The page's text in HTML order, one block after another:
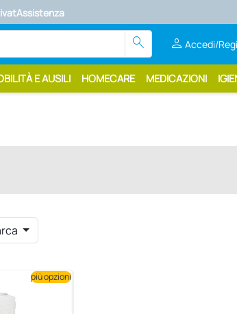
search person Accedi/
E AUSILI HOMECARE MEDICAZIONI
più opzioni